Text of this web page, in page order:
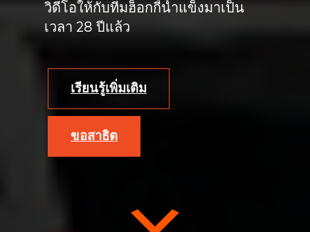
วิดีโอให้กับทีมฮ็อกกี้น้ำแข็งมาเป็น
เวลา 28 ปีแล้ว
เรียนรู้เพิ่มเติม
ขอสาธิต